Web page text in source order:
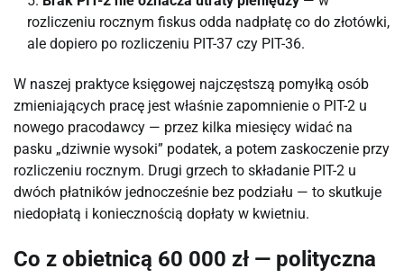
rozliczeniu rocznym fiskus odda nadpłatę co do złotówki,
ale dopiero po rozliczeniu PIT-37 czy PIT-36.
W naszej praktyce księgowej najczęstszą pomyłką osób
zmieniających pracę jest właśnie zapomnienie o PIT-2 u
nowego pracodawcy — przez kilka miesięcy widać na
pasku „dziwnie wysoki” podatek, a potem zaskoczenie przy
rozliczeniu rocznym. Drugi grzech to składanie PIT-2 u
dwóch płatników jednocześnie bez podziału — to skutkuje
niedopłatą i koniecznością dopłaty w kwietniu.
Co z obietnicą 60 000 zł — polityczna